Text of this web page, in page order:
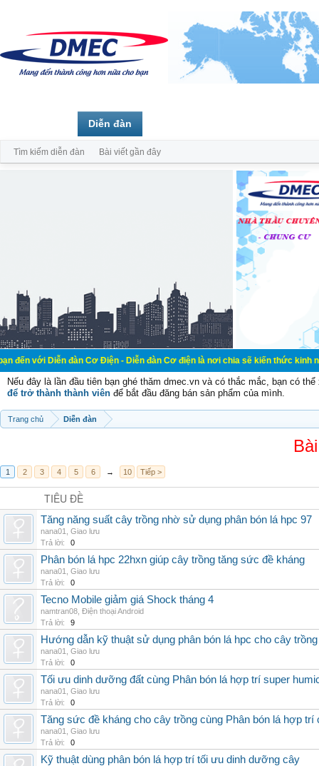
đàn Cơ Điện - Diễn đàn Cơ điện là nơi chia sẽ kiến thức kinh nghiệm
Nếu đây là lần đầu tiên bạn ghé thăm dmec.vn và có thắc mắc, bạn có
để trở thành thành viên để bắt đầu đăng bán sản phẩm của mình.
Trang chủ Diễn đàn
1 2 3 4 5 6 → 10 Tiếp >
TIÊU ĐỀ
Tăng năng suất cây trồng nhờ sử dụng phân bón lá hpc 97
nana01
Giao lưu
Trả lời:
0
Phân bón lá hpc 22hxn giúp cây trồng tăng sức đề kháng
nana01
Giao lưu
Trả lời:
0
Tecno Mobile giảm giá Shock tháng 4
namtran08 Điện thoại Android
Trả lời:
9
Hướng dẫn kỹ thuật sử dụng phân bón lá hpc cho cây trồng
nana01
Giao lưu
Trả lời:
0
Tối ưu dinh dưỡng đất cùng Phân bón lá hợp trí super
nana01
Giao lưu
Trả lời:
0
Tăng sức đề kháng cho cây trồng cùng Phân bón lá hợp trí
nana01
Giao lưu
Trả lời:
0
Kỹ thuật dùng phân bón lá hợp trí tối ưu dinh dưỡng cây
Diễn đàn
Tìm kiếm diễn đàn Bài viết gần đây